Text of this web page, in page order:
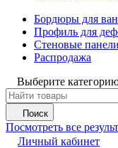
Бордюры для
Профиль для
Стеновые панели
Распродажа
Выберите
Поиск
Посмотреть все
Личный кабинет